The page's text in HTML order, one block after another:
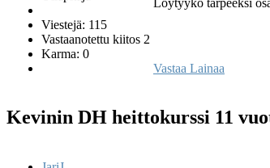
Viestejä: 115
Vastaanotettu kiitos 2
Karma: 0
Vastaa Lainaa
Kevinin DH heittokurssi 11